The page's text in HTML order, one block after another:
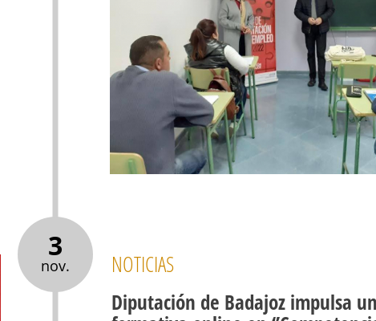
3
nov. NOTICIAS
Diputación de Badajoz impulsa